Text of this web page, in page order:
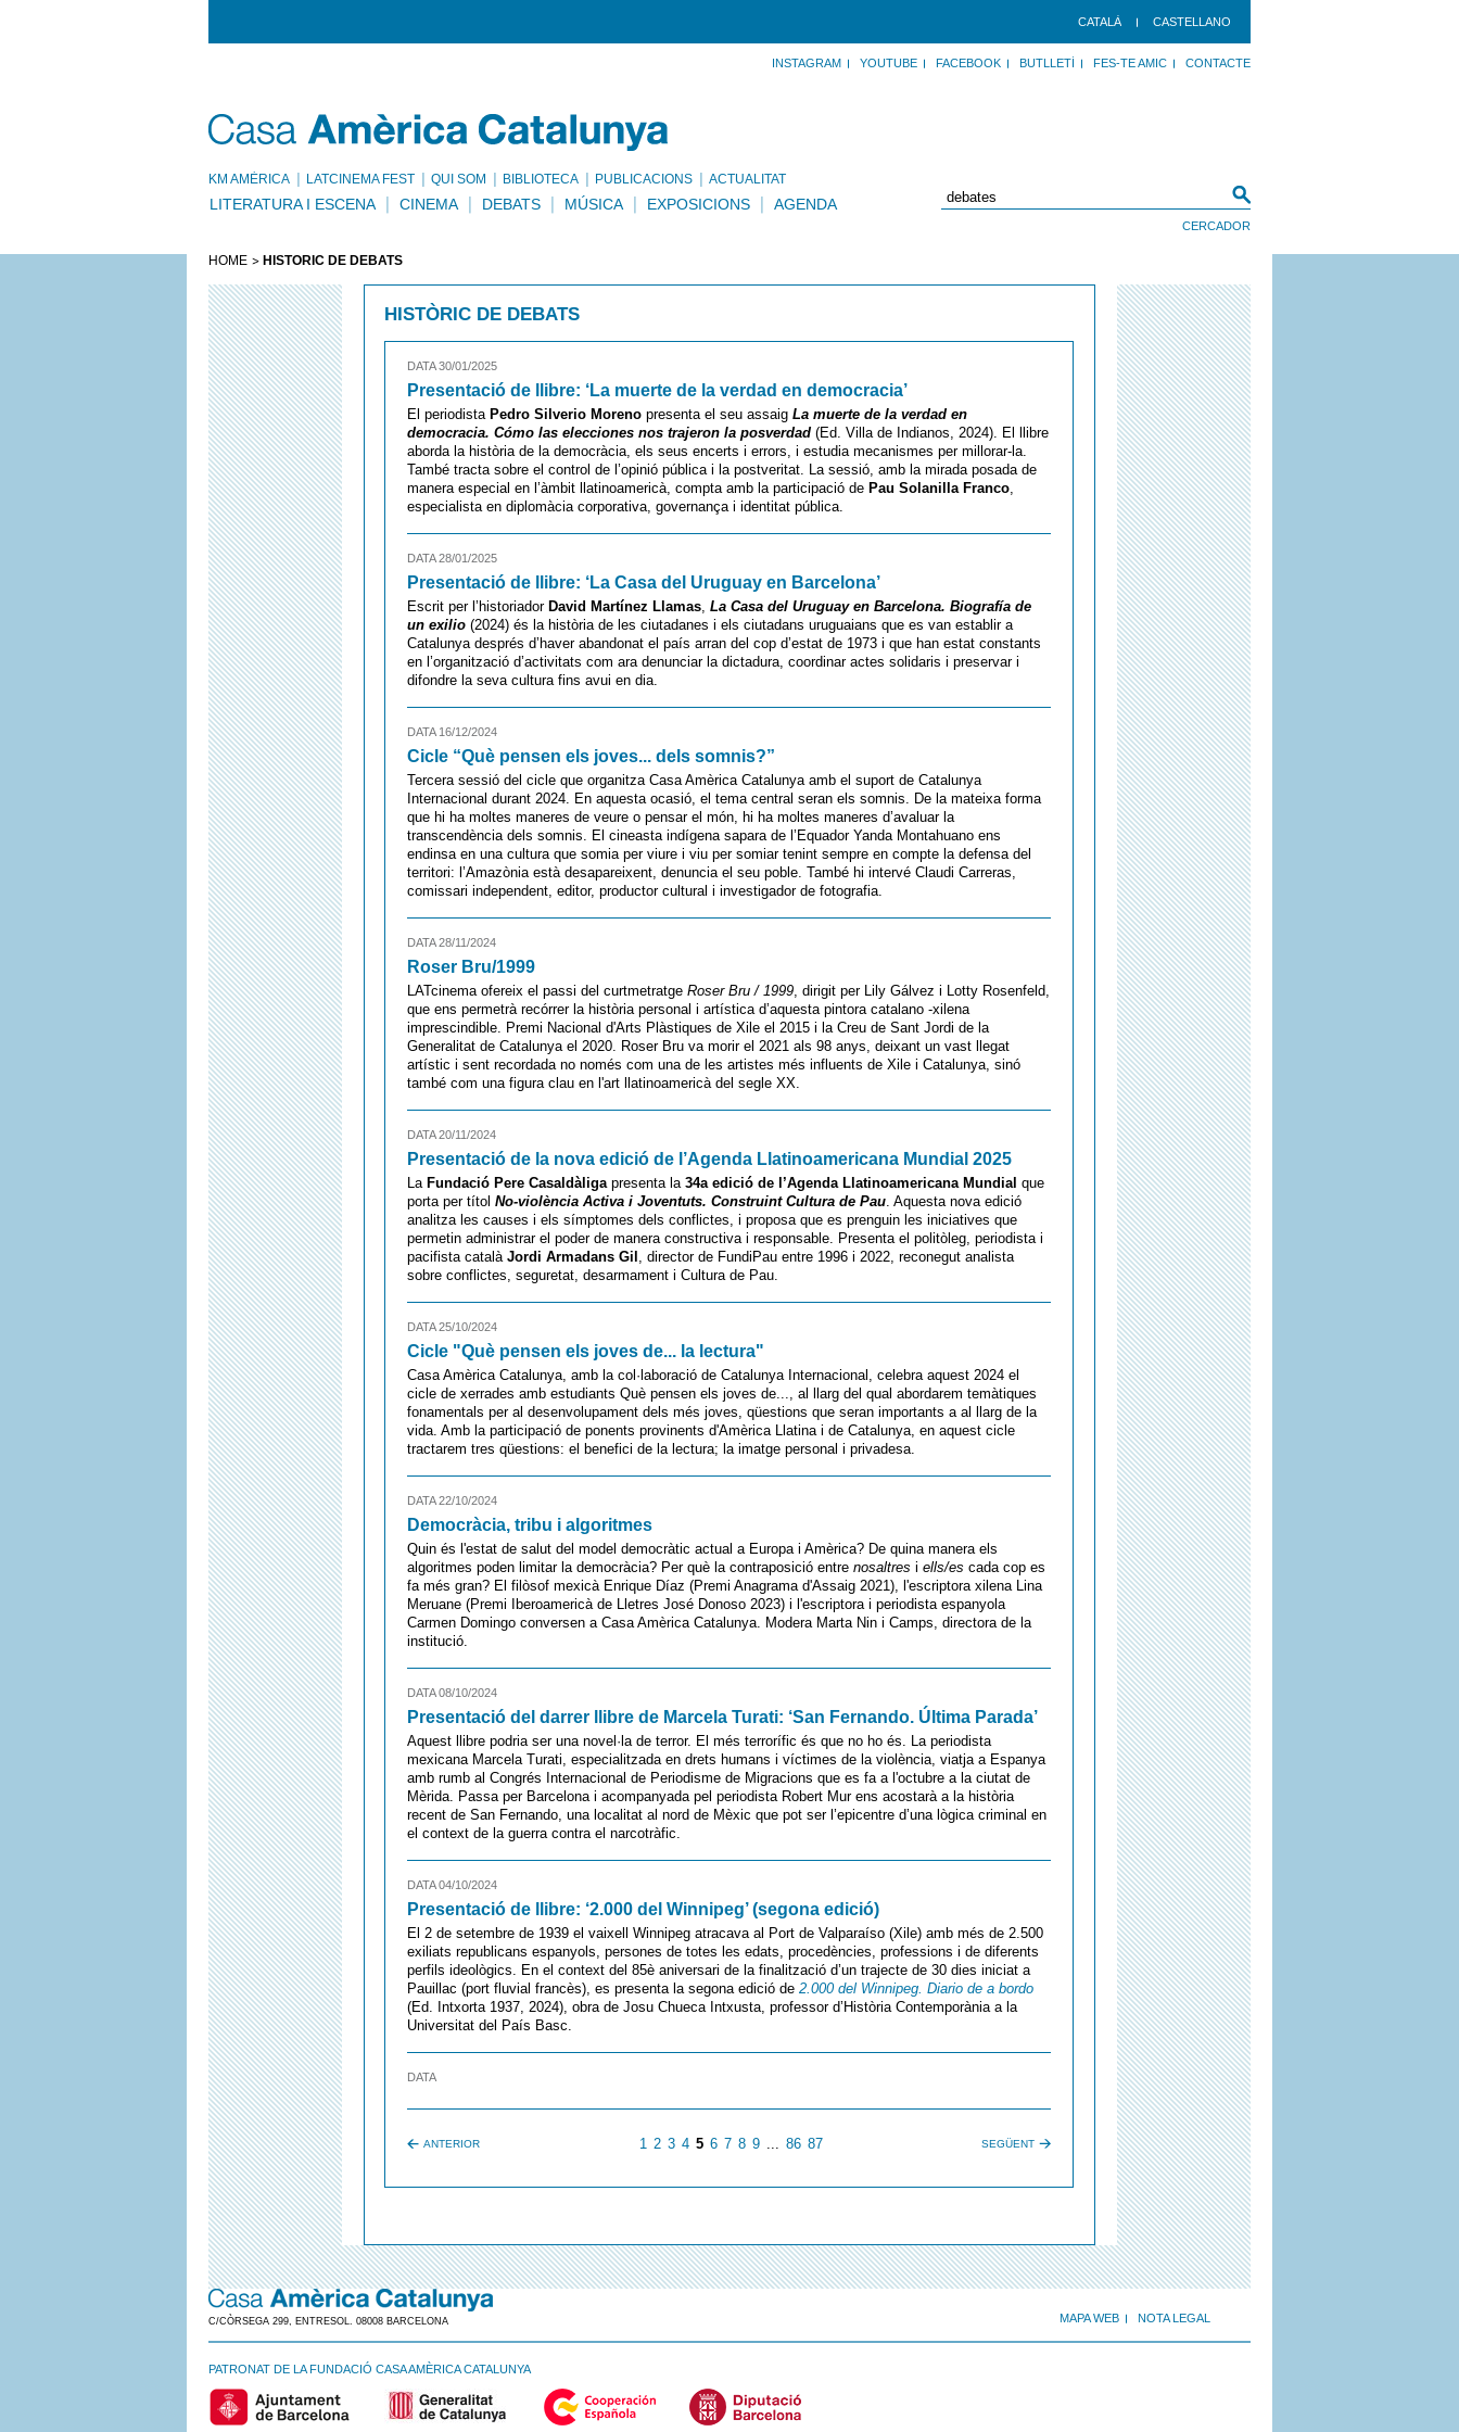
CATALÀ CASTELLANO
INSTAGRAM YOUTUBE FACEBOOK BUTLLETÍ FES-TE AMIC CONTACTE
KM AMÈRICA LATCINEMA FEST QUI SOM BIBLIOTECA PUBLICACIONS ACTUALITAT
LITERATURA I ESCENA CINEMA DEBATS MÚSICA EXPOSICIONS AGENDA
HOME HISTÒRIC DE DEBATS
HISTÒRIC DE DEBATS
DATA 30/01/2025
Presentació de llibre: ‘La muerte de la verdad en democracia’
El periodista Pedro Silverio Moreno presenta el seu assaig La muerte de la verdad en
democracia. Cómo las elecciones nos trajeron la posverdad (Ed. Villa de Indianos, 2024). El llibre
aborda la història de la democràcia, els seus encerts i errors, i estudia mecanismes per millorar-la.
També tracta sobre el control de l’opinió pública i la postveritat. La sessió, amb la mirada posada de
manera especial en l’àmbit llatinoamericà, compta amb la participació de Pau Solanilla Franco,
especialista en diplomàcia corporativa, governança i identitat pública.
DATA 28/01/2025
Presentació de llibre: ‘La Casa del Uruguay en Barcelona’
Escrit per l’historiador David Martínez Llamas, La Casa del Uruguay en Barcelona. Biografía de
un exilio (2024) és la història de les ciutadanes i els ciutadans uruguaians que es van establir a
Catalunya després d’haver abandonat el país arran del cop d’estat de 1973 i que han estat constants
en l’organització d’activitats com ara denunciar la dictadura, coordinar actes solidaris i preservar i
difondre la seva cultura fins avui en dia.
DATA 16/12/2024
Cicle “Què pensen els joves... dels somnis?”
Tercera sessió del cicle que organitza Casa Amèrica Catalunya amb el suport de Catalunya
Internacional durant 2024. En aquesta ocasió, el tema central seran els somnis. De la mateixa forma
que hi ha moltes maneres de veure o pensar el món, hi ha moltes maneres d’avaluar la
transcendència dels somnis. El cineasta indígena sapara de l’Equador Yanda Montahuano ens
endinsa en una cultura que somia per viure i viu per somiar tenint sempre en compte la defensa del
territori: l’Amazònia està desapareixent, denuncia el seu poble. També hi intervé Claudi Carreras,
comissari independent, editor, productor cultural i investigador de fotografia.
DATA 28/11/2024
Roser Bru/1999
LATcinema ofereix el passi del curtmetratge Roser Bru / 1999, dirigit per Lily Gálvez i Lotty Rosenfeld,
que ens permetrà recórrer la història personal i artística d’aquesta pintora catalano -xilena
imprescindible. Premi Nacional d'Arts Plàstiques de Xile el 2015 i la Creu de Sant Jordi de la
Generalitat de Catalunya el 2020. Roser Bru va morir el 2021 als 98 anys, deixant un vast llegat
artístic i sent recordada no només com una de les artistes més influents de Xile i Catalunya, sinó
també com una figura clau en l'art llatinoamericà del segle XX.
DATA 20/11/2024
Presentació de la nova edició de l’Agenda Llatinoamericana Mundial 2025
La Fundació Pere Casaldàligapresenta la 34a edició de l’Agenda Llatinoamericana Mundial que
porta per títol No-violència Activa i Joventuts. Construint Cultura de Pau. Aquesta nova edició
analitza les causes i els símptomes dels conflictes, i proposa que es prenguin les iniciatives que
permetin administrar el poder de manera constructiva i responsable. Presenta el politòleg, periodista i
pacifista català Jordi Armadans Gil , director de FundiPau entre 1996 i 2022, reconegut analista
sobre conflictes, seguretat, desarmament i Cultura de Pau.
DATA 25/10/2024
Cicle "Què pensen els joves de... la lectura"
Casa Amèrica Catalunya, amb la col·laboració de Catalunya Internacional, celebra aquest 2024 el
cicle de xerrades amb estudiants Què pensen els joves de..., al llarg del qual abordarem temàtiques
fonamentals per al desenvolupament dels més joves, qüestions que seran importants a al llarg de la
vida. Amb la participació de ponents provinents d'Amèrica Llatina i de Catalunya, en aquest cicle
tractarem tres qüestions: el benefici de la lectura; la imatge personal i privadesa.
DATA 22/10/2024
Democràcia, tribu i algoritmes
Quin és l'estat de salut del model democràtic actual a Europa i Amèrica? De quina manera els
algoritmes poden limitar la democràcia? Per què la contraposició entre nosaltres i ells/es cada cop es
fa més gran? El filòsof mexicà Enrique Díaz (Premi Anagrama d'Assaig 2021), l'escriptora xilena Lina
Meruane (Premi Iberoamericà de Lletres José Donoso 2023) i l'escriptora i periodista espanyola
Carmen Domingo conversen a Casa Amèrica Catalunya. Modera Marta Nin i Camps, directora de la
institució.
DATA 08/10/2024
Presentació del darrer llibre de Marcela Turati: ‘San Fernando. Última Parada’
Aquest llibre podria ser una novel·la de terror. El més terrorífic és que no ho és. La periodista
mexicana Marcela Turati, especialitzada en drets humans i víctimes de la violència, viatja a Espanya
amb rumb al Congrés Internacional de Periodisme de Migracions que es fa a l'octubre a la ciutat de
Mèrida. Passa per Barcelona i acompanyada pel periodista Robert Mur ens acostarà a la història
recent de San Fernando, una localitat al nord de Mèxic que pot ser l’epicentre d’una lògica criminal en
el context de la guerra contra el narcotràfic.
DATA 04/10/2024
Presentació de llibre: ‘2.000 del Winnipeg’ (segona edició)
El 2 de setembre de 1939 el vaixell Winnipeg atracava al Port de Valparaíso (Xile) amb més de 2.500
exiliats republicans espanyols, persones de totes les edats, procedències, professions i de diferents
perfils ideològics. En el context del 85è aniversari de la finalització d’un trajecte de 30 dies iniciat a
Pauillac (port fluvial francès), es presenta la segona edició de 2.000 del Winnipeg. Diario de a bordo
(Ed. Intxorta 1937, 2024), obra de Josu Chueca Intxusta, professor d’Història Contemporània a la
Universitat del País Basc.
DATA
ANTERIOR SEGÜENT
1 2 3 4 5 6 7 8 9 ... 86 87
MAPA WEB NOTA LEGAL
C/CÒRSEGA 299, ENTRESOL. 08008 BARCELONA
PATRONAT DE LA FUNDACIÓ CASA AMÈRICA CATALUNYA